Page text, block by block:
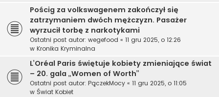
Pościg za volkswagenem zakończył się
zatrzymaniem dwóch mężczyzn. Pasażer
wyrzucił torbę z narkotykami
Ostatni post autor: wegefood « 11 gru 2025, o 12:26
w Kronika Kryminalna
L’Oréal Paris świętuje kobiety zmieniające świat
– 20. gala „Women of Worth”
Ostatni post autor: PączekMocy « 11 gru 2025, o 11:05
w Świat Kobiet